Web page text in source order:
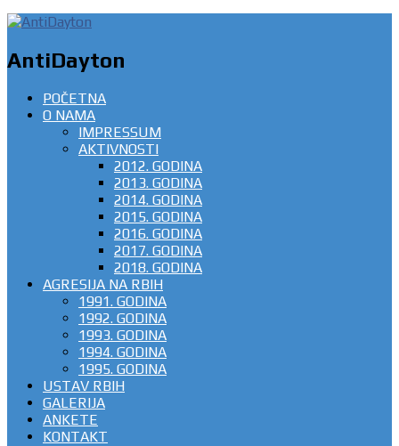
AntiDayton
POČETNA
O NAMA
IMPRESSUM
AKTIVNOSTI
2012. GODINA
2013. GODINA
2014. GODINA
2015. GODINA
2016. GODINA
2017. GODINA
2018. GODINA
AGRESIJA NA RBIH
1991. GODINA
1992. GODINA
1993. GODINA
1994. GODINA
1995. GODINA
USTAV RBIH
GALERIJA
ANKETE
KONTAKT